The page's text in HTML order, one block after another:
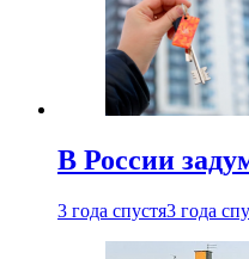
В России
3 года спустя3 года